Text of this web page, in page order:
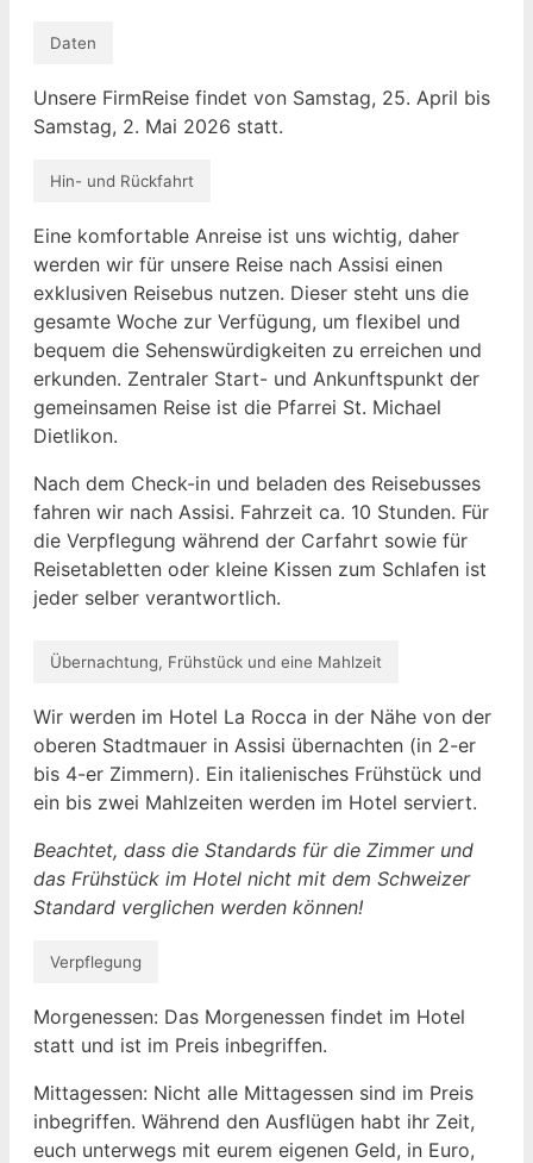
Daten
Unsere FirmReise findet von Samstag, 25. April bis
Samstag, 2. Mai 2026 statt.
Hin- und Rückfahrt
Eine komfortable Anreise ist uns wichtig, daher
werden wir für unsere Reise nach Assisi einen
exklusiven Reisebus nutzen. Dieser steht uns die
gesamte Woche zur Verfügung, um flexibel und
bequem die Sehenswürdigkeiten zu erreichen und
erkunden. Zentraler Start- und Ankunftspunkt der
gemeinsamen Reise ist die Pfarrei St. Michael
Dietlikon.
Nach dem Check-in und beladen des Reisebusses
fahren wir nach Assisi. Fahrzeit ca. 10 Stunden. Für
die Verpflegung während der Carfahrt sowie für
Reisetabletten oder kleine Kissen zum Schlafen ist
jeder selber verantwortlich.
Übernachtung, Frühstück und eine Mahlzeit
Wir werden im Hotel La Rocca in der Nähe von der
oberen Stadtmauer in Assisi übernachten (in 2-er
bis 4-er Zimmern). Ein italienisches Frühstück und
ein bis zwei Mahlzeiten werden im Hotel serviert.
Beachtet, dass die Standards für die Zimmer und
das Frühstück im Hotel nicht mit dem Schweizer
Standard verglichen werden können!
Verpflegung
Morgenessen: Das Morgenessen findet im Hotel
statt und ist im Preis inbegriffen.
Mittagessen: Nicht alle Mittagessen sind im Preis
inbegriffen. Während den Ausflügen habt ihr Zeit,
euch unterwegs mit eurem eigenen Geld, in Euro,